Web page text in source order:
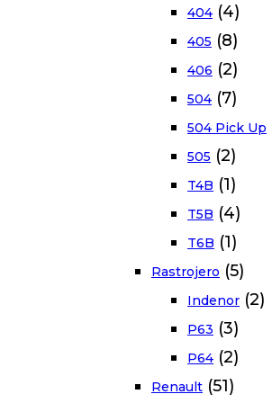
404 (4)
405 (8)
406 (2)
504 (7)
504 Pick Up
505 (2)
T4B (1)
T5B (4)
T6B (1)
Rastrojero (5)
Indenor (2)
P63 (3)
P64 (2)
Renault (51)